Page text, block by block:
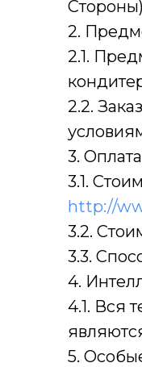
2.
2.1.
2.2.
3.
3.1.
http://
3.2.
3.3.
4.
4.1. Вся
5.